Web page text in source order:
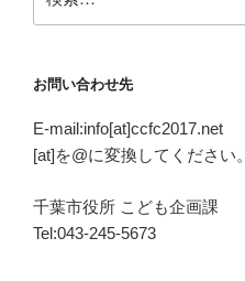
索:
お問い合わせ先
E-mail:info[at]ccfc2017.net
[at]を@に変換してください。
千葉市役所 こども企画課
Tel:043-245-5673